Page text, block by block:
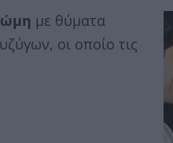
με θύματα
οι οποίο τις